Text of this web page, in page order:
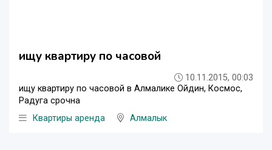
ищу квартиру по часовой
10.11.2015, 00:03
ищу квартиру по часовой в Алмалике Ойдин, Космос,
Радуга срочна
Квартиры аренда
Алмалык